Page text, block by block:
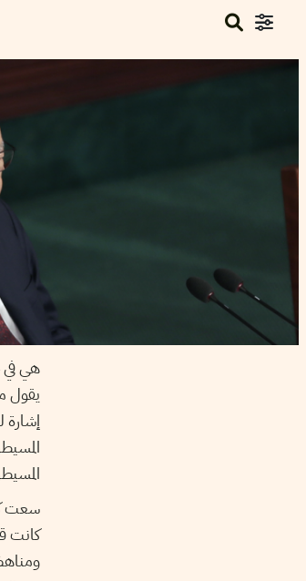
هي في
يقول
إشارة
سعت
كانت